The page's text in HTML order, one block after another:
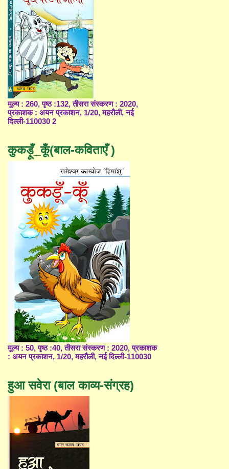
मूल्य : 260, पृष्ठ :132, तीसरा संस्करण : 2020,
प्रकाशक : अयन प्रकाशन, 1/20, महरौली, नई
दिल्ली-110030 2
कुकड़ूँ_कूँ(बाल-कविताएँ )
मूल्य : 50, पृष्ठ :40, तीसरा संस्करण : 2020, प्रकाशक
: अयन प्रकाशन, 1/20, महरौली, नई दिल्ली-110030
हुआ सवेरा (बाल काव्य-संग्रह)